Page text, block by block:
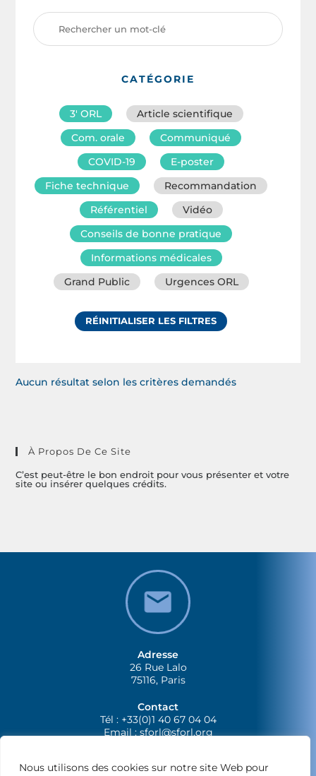
Nous utilisons des cookies sur notre site Web pour
CATÉGORIE
3′ ORL
Article scientifique
Com. orale
Communiqué
COVID-19
E-poster
Fiche technique
Recommandation
Référentiel
Vidéo
Conseils de bonne pratique
Informations médicales
Grand Public
Urgences ORL
RÉINITIALISER LES FILTRES
Aucun résultat selon les critères demandés
À Propos De Ce Site
C’est peut-être le bon endroit pour vous présenter et votre
site ou insérer quelques crédits.
Adresse
26 Rue Lalo
75116, Paris
Contact
Tél : +33(0)1 40 67 04 04
Email :sforl@sforl.org